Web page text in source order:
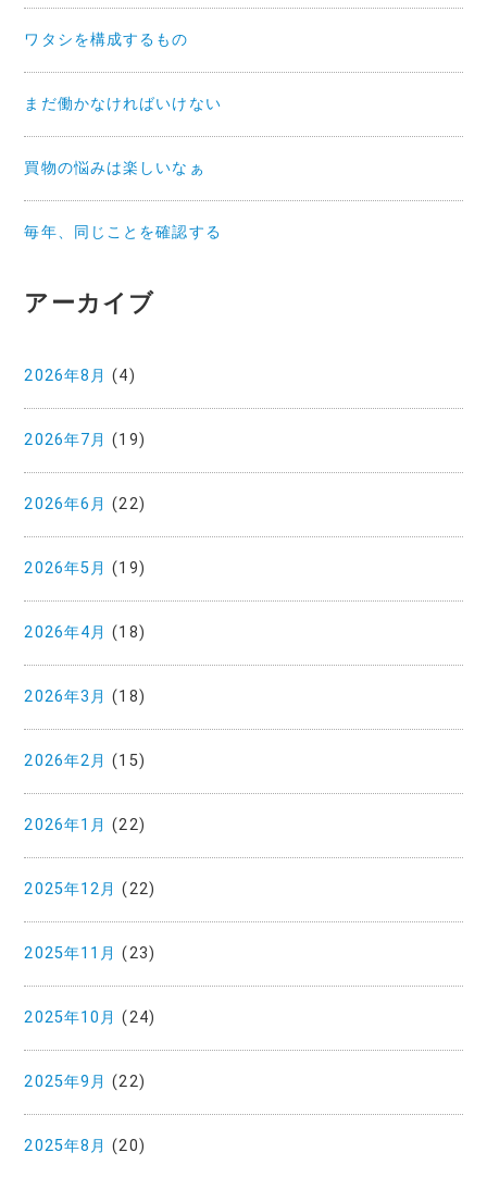
ワタシを構成するもの
まだ働かなければいけない
買物の悩みは楽しいなぁ
毎年、同じことを確認する
アーカイブ
2026年8月 (4)
2026年7月 (19)
2026年6月 (22)
2026年5月 (19)
2026年4月 (18)
2026年3月 (18)
2026年2月 (15)
2026年1月 (22)
2025年12月 (22)
2025年11月 (23)
2025年10月 (24)
2025年9月 (22)
2025年8月 (20)